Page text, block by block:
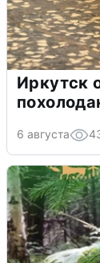
Иркутск
6 августа